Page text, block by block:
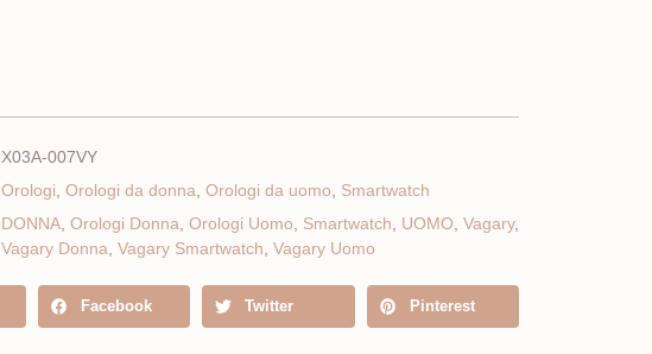
X03A-007VY
Orologi Orologi da donna Orologi da uomo
Smartwatch
DONNA Orologi Donna Orologi Uomo Smartwatch UOMO Vagary,
Vagary Donna Vagary Smartwatch Vagary Uomo
Facebook Twitter Pinterest